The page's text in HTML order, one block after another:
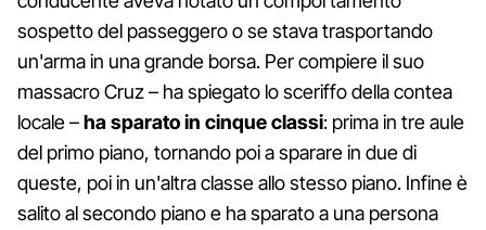
sospetto del passeggero o se stava trasportando
un'arma in una grande borsa. Per compiere il suo
massacro Cruz – ha spiegato lo sceriffo della contea
locale –ha sparato in cinque classi: prima in tre aule
del primo piano, tornando poi a sparare in due di
queste, poi in un'altra classe allo stesso piano. Infine è
salito al secondo piano e ha sparato a una persona